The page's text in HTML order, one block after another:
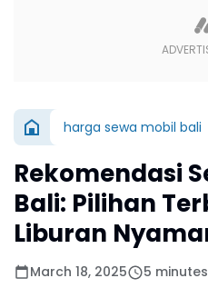
harga sewa mobil bali
Rekomendasi
Bali: Pilihan
Liburan
March 18, 2025 5